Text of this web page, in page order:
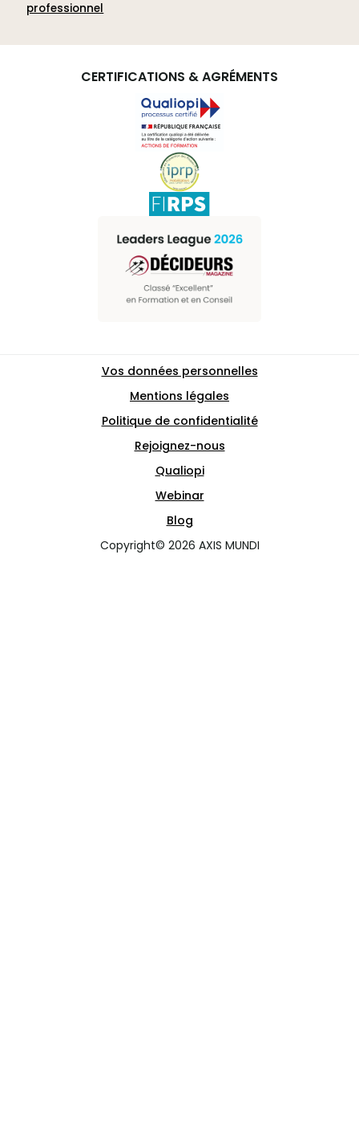
professionnel
CERTIFICATIONS & AGRÉMENTS
Vos données personnelles
Mentions légales
Politique de confidentialité
Rejoignez-nous
Qualiopi
Webinar
Blog
Copyright© 2026 AXIS MUNDI